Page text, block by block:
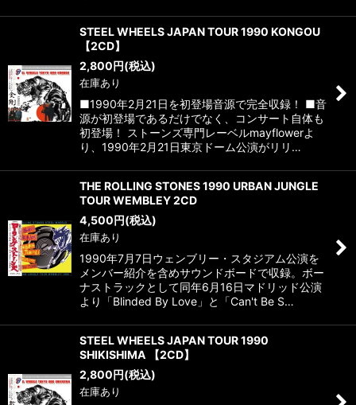
STEEL WHEELS JAPAN TOUR 1990 KONGOU
【2CD】
2,800円(税込)
在庫あり
■1990年2月21日を初登場音源で完全収録！ ■音
源が初登場であるだけでなく、コンサート自体も
初登場！ ストーンズ専門レーベルmayflowerよ
り、1990年2月21日東京ドーム公演がリリ…
THE ROLLING STONES 1990 URBAN JUNGLE
TOUR WEMBLEY 2CD
4,500円(税込)
在庫あり
1990年7月7日ウェンブリー・スタジアム公演を
メンバー紹介を含めサウンドボードで収録。ボー
ナストラックとして同年6月16日マドリッド公演
より「Blinded By Love」と「Can't Be S…
STEEL WHEELS JAPAN TOUR 1990
SHIKISHIMA 【2CD】
2,800円(税込)
在庫あり